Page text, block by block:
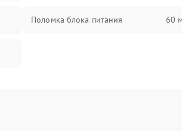
Поломка блока питания 60